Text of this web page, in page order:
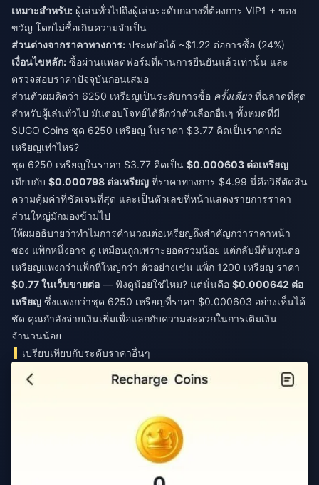
เหมาะสำหรับ: ผู้เล่นทั่วไปถึงผู้เล่นระดับกลางที่ต้องการ VIP1 + ของ
ขวัญ โดยไม่ซื้อเกินความจำเป็น
ส่วนต่างจากราคาทางการ: ประหยัดได้ ~$1.22 ต่อการซื้อ (24%)
เงื่อนไขหลัก: ซื้อผ่านแพลตฟอร์มที่ผ่านการยืนยันแล้วเท่านั้น และ
ตรวจสอบราคาปัจจุบันก่อนเสมอ
ส่วนตัวผมคิดว่า 6250 เหรียญเป็นระดับการซื้อ ครั้งเดียว ที่ฉลาดที่สุด
สำหรับผู้เล่นทั่วไป มันตอบโจทย์ได้ดีกว่าตัวเลือกอื่นๆ ทั้งหมดที่มี
SUGO Coins ชุด 6250 เหรียญ ในราคา $3.77 คิดเป็นราคาต่อ
เหรียญเท่าไหร่?
ชุด 6250 เหรียญในราคา $3.77 คิดเป็น $0.000603 ต่อเหรียญ
เทียบกับ $0.000798 ต่อเหรียญ ที่ราคาทางการ $4.99 นี่คือวิธีตัดสิน
ความคุ้มค่าที่ชัดเจนที่สุด และเป็นตัวเลขที่หน้าแสดงรายการราคา
ส่วนใหญ่มักมองข้ามไป
ให้ผมอธิบายว่าทำไมการคำนวณต่อเหรียญถึงสำคัญกว่าราคาหน้า
ซอง แพ็กหนึ่งอาจ ดูเหมือนถูกเพราะยอดรวมน้อย แต่กลับมีต้นทุนต่อ
เหรียญแพงกว่าแพ็กที่ใหญ่กว่า ตัวอย่างเช่น แพ็ก 1200 เหรียญ ราคา
$0.77 ในเว็บขายต่อ — ฟังดูน้อยใช่ไหม? แต่นั่นคือ $0.000642 ต่อ
เหรียญ ซึ่งแพงกว่าชุด 6250 เหรียญที่ราคา $0.000603 อย่างเห็นได้
ชัด คุณกำลังจ่ายเงินเพิ่มเพื่อแลกกับความสะดวกในการเติมเงิน
จำนวนน้อย
เปรียบเทียบกับระดับราคาอื่นๆ